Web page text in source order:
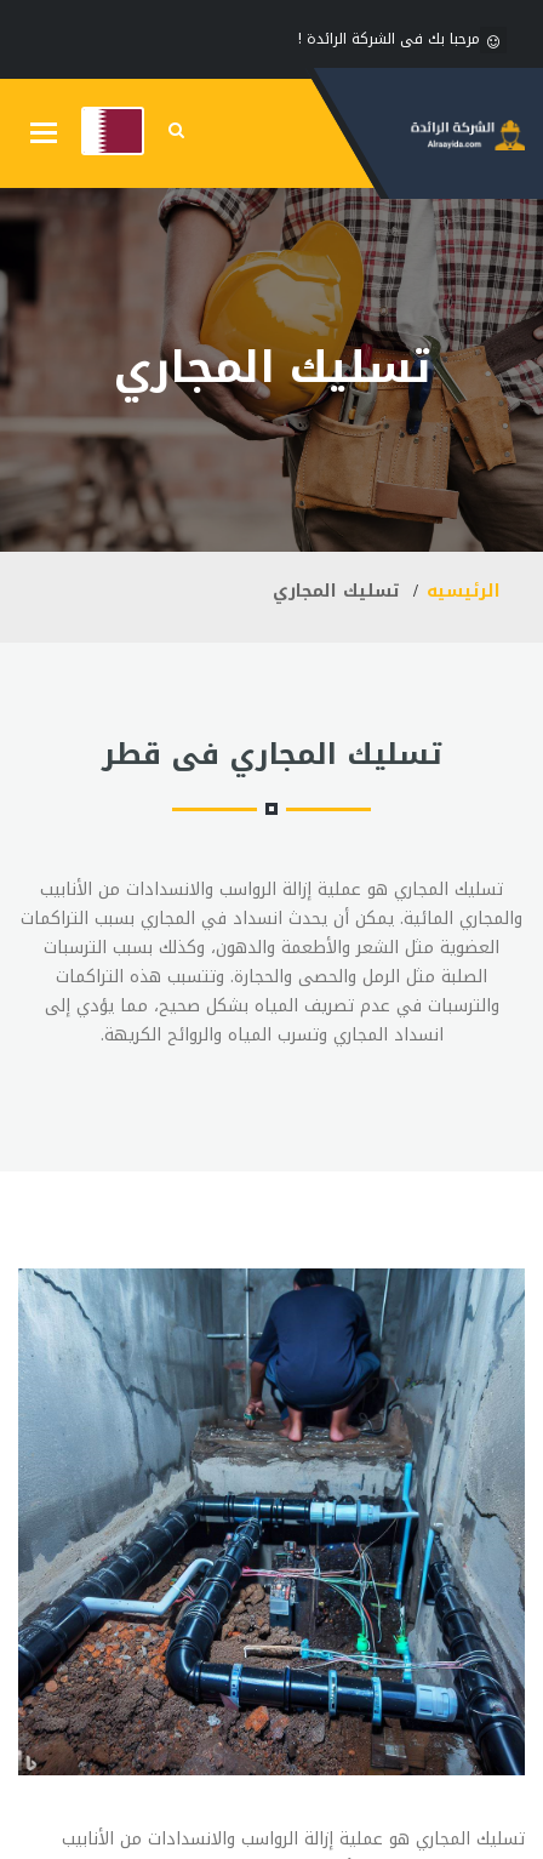
مرحبا بك فى الشركة الرائدة !
تسليك المجاري
الرئيسيه تسليك المجاري
تسليك المجاري فى قطر
تسليك المجاري هو عملية إزالة الرواسب والانسدادات من الأنابيب
والمجاري المائية. يمكن أن يحدث انسداد في المجاري بسبب التراكمات
العضوية مثل الشعر والأطعمة والدهون، وكذلك بسبب الترسبات
الصلبة مثل الرمل والحصى والحجارة. وتتسبب هذه التراكمات
والترسبات في عدم تصريف المياه بشكل صحيح، مما يؤدي إلى
انسداد المجاري وتسرب المياه والروائح الكريهة.
تسليك المجاري هو عملية إزالة الرواسب والانسدادات من الأنابيب